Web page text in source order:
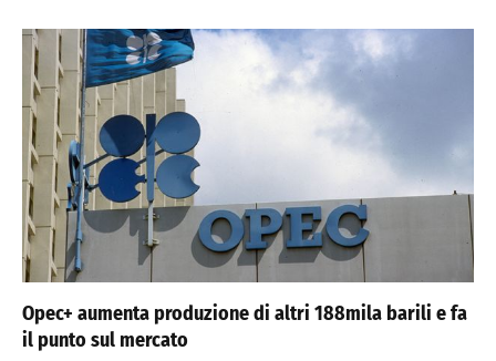
Opec+ aumenta produzione di altri 188mila barili e fa
il punto sul mercato